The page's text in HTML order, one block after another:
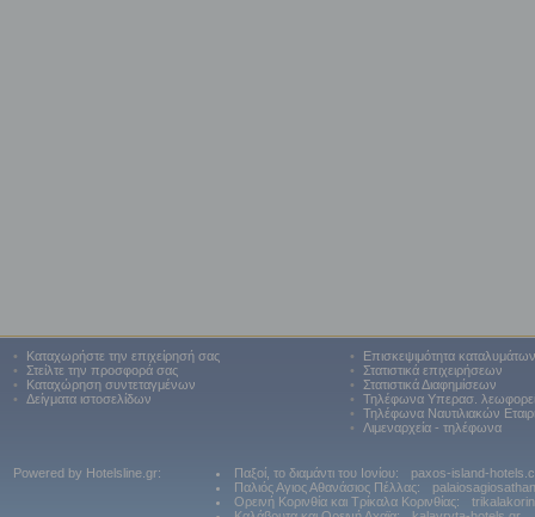
•
Καταχωρήστε την επιχείρησή σας
•
Στείλτε την προσφορά σας
•
Καταχώρηση συντεταγμένων
•
Δείγματα ιστοσελίδων
•
Επισκεψιμότητα καταλυμάτων
•
Στατιστικά επιχειρήσεων
•
Στατιστικά Διαφημίσεων
•
Τηλέφωνα Υπερασ.
•
Τηλέφωνα Ναυτιλιακών
•
Λιμεναρχεία - τηλέφωνα
Powered by Hotelsline.gr: Παξοί, το διαμάντι του Ιονίου:
paxos-island-
Παλιός Αγιος Αθανάσιος Πέλλας:
Ορεινή Κορινθία και Τρίκαλα Κορινθίας: